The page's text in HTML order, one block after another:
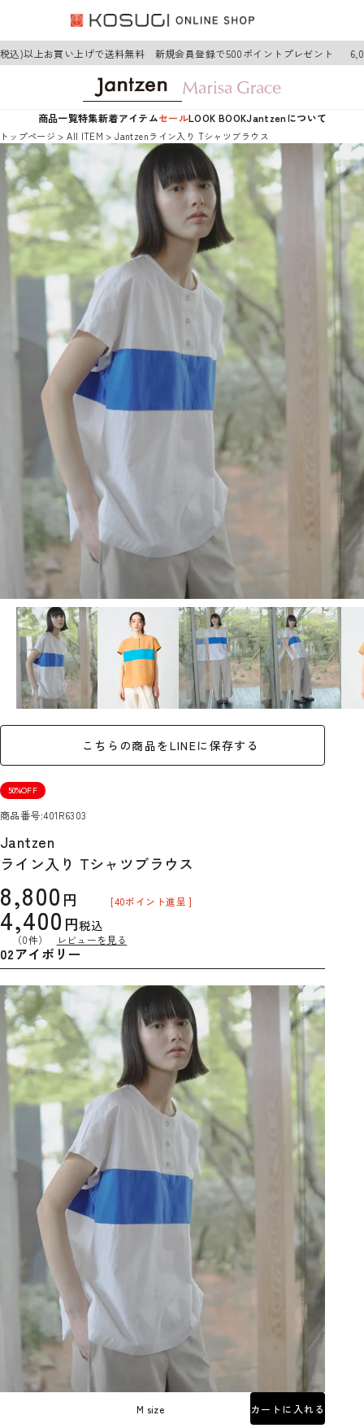
)以上お買い上げで送料無料 新規会員登録で500ポイントプレゼント
商品一覧特集新着アイテムセールLOOK BOOKJantzenについて
トップページ AII ITEM Jantzenライン入り Tシャツブラウス
こちらの商品をLINEに保存する
50%OFF
商品番号 401R6303
Jantzen
ライン入り Tシャツブラウス
8,800
4,400 税込
[40ポイント進呈 ]
（0件） レビューを見る
02アイボリー
M size カートに入れる